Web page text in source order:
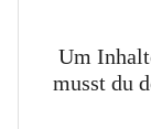
Um
musst du